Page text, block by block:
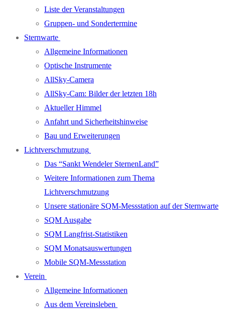
Liste der Veranstaltungen
Gruppen- und Sondertermine
Sternwarte
Allgemeine Informationen
Optische Instrumente
AllSky-Camera
AllSky-Cam: Bilder der letzten 18h
Aktueller Himmel
Anfahrt und Sicherheitshinweise
Bau und Erweiterungen
Lichtverschmutzung
Das “Sankt Wendeler SternenLand”
Weitere Informationen zum Thema
Lichtverschmutzung
Unsere stationäre SQM-Messstation auf der Sternwarte
SQM Ausgabe
SQM Langfrist-Statistiken
SQM Monatsauswertungen
Mobile SQM-Messstation
Verein
Allgemeine Informationen
Aus dem Vereinsleben